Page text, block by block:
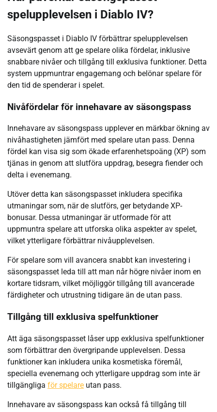
spelupplevelsen i Diablo IV?
Säsongspasset i Diablo IV förbättrar spelupplevelsen
avsevärt genom att ge spelare olika fördelar, inklusive
snabbare nivåer och tillgång till exklusiva funktioner. Detta
system uppmuntrar engagemang och belönar spelare för
den tid de spenderar i spelet.
Nivåfördelar för innehavare av säsongspass
Innehavare av säsongspass upplever en märkbar ökning av
nivåhastigheten jämfört med spelare utan pass. Denna
fördel kan visa sig som ökade erfarenhetspoäng (XP) som
tjänas in genom att slutföra uppdrag, besegra fiender och
delta i evenemang.
Utöver detta kan säsongspasset inkludera specifika
utmaningar som, när de slutförs, ger betydande XP-
bonusar. Dessa utmaningar är utformade för att
uppmuntra spelare att utforska olika aspekter av spelet,
vilket ytterligare förbättrar nivåupplevelsen.
För spelare som vill avancera snabbt kan investering i
säsongspasset leda till att man når högre nivåer inom en
kortare tidsram, vilket möjliggör tillgång till avancerade
färdigheter och utrustning tidigare än de utan pass.
Tillgång till exklusiva spelfunktioner
Att äga säsongspasset låser upp exklusiva spelfunktioner
som förbättrar den övergripande upplevelsen. Dessa
funktioner kan inkludera unika kosmetiska föremål,
speciella evenemang och ytterligare uppdrag som inte är
tillgängliga för spelare utan pass.
Innehavare av säsongspass kan också få tillgång till